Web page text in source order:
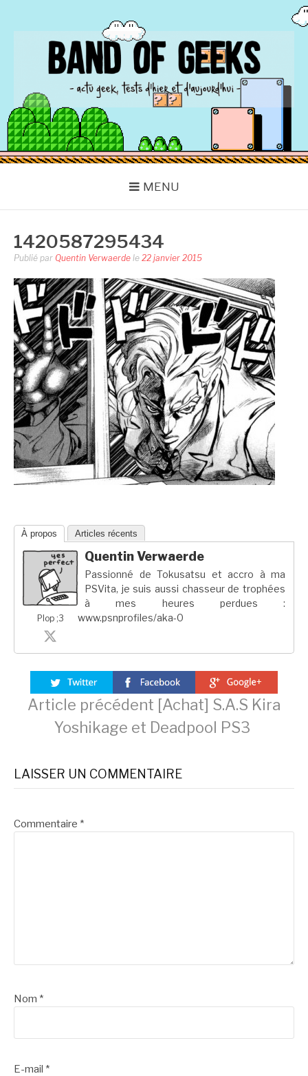
BAND OF GEEKS
Actu Geek d'hier et d'aujourd'hui
MENU
1420587295434
Publié par Quentin Verwaerde le 22 janvier 2015
À propos Articles récents
Plop ;3
Quentin Verwaerde
Passionné de Tokusatsu et accro à ma
PSVita, je suis aussi chasseur de trophées
à mes heures perdues :
www.psnprofiles/aka-0
Lire
la
suite
Article précédent [Achat] S.A.S Kira
Yoshikage et Deadpool PS3
LAISSER UN COMMENTAIRE
Commentaire *
Nom *
E-mail *